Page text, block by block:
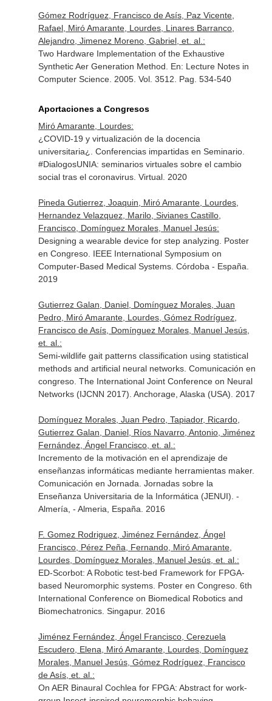
Gómez Rodríguez, Francisco de Asís, Paz Vicente,
Rafael, Miró Amarante, Lourdes, Linares Barranco,
Alejandro, Jimenez Moreno, Gabriel, et. al.:
Two Hardware Implementation of the Exhaustive
Synthetic Aer Generation Method. En: Lecture Notes in
Computer Science. 2005. Vol. 3512. Pag. 534-540
Aportaciones a Congresos
Miró Amarante, Lourdes:
¿COVID-19 y virtualización de la docencia
universitaria¿. Conferencias impartidas en Seminario.
#DialogosUNIA: seminarios virtuales sobre el cambio
social tras el coronavirus. Virtual. 2020
Pineda Gutierrez, Joaquin, Miró Amarante, Lourdes,
Hernandez Velazquez, Marilo, Sivianes Castillo,
Francisco, Domínguez Morales, Manuel Jesús:
Designing a wearable device for step analyzing. Poster
en Congreso. IEEE International Symposium on
Computer-Based Medical Systems. Córdoba - España.
2019
Gutierrez Galan, Daniel, Domínguez Morales, Juan
Pedro, Miró Amarante, Lourdes, Gómez Rodríguez,
Francisco de Asís, Domínguez Morales, Manuel Jesús,
et. al.:
Semi-wildlife gait patterns classification using statistical
methods and artificial neural networks. Comunicación en
congreso. The International Joint Conference on Neural
Networks (IJCNN 2017). Anchorage, Alaska (USA). 2017
Domínguez Morales, Juan Pedro, Tapiador, Ricardo,
Gutierrez Galan, Daniel, Ríos Navarro, Antonio, Jiménez
Fernández, Ángel Francisco, et. al.:
Incremento de la motivación en el aprendizaje de
enseñanzas informáticas mediante herramientas maker.
Comunicación en Jornada. Jornadas sobre la
Enseñanza Universitaria de la Informática (JENUI). -
Almería, - Almeria, España. 2016
F. Gomez Rodriguez, Jiménez Fernández, Ángel
Francisco, Pérez Peña, Fernando, Miró Amarante,
Lourdes, Domínguez Morales, Manuel Jesús, et. al.:
ED-Scorbot: A Robotic test-bed Framework for FPGA-
based Neuromorphic systems. Poster en Congreso. 6th
International Conference on Biomedical Robotics and
Biomechatronics. Singapur. 2016
Jiménez Fernández, Ángel Francisco, Cerezuela
Escudero, Elena, Miró Amarante, Lourdes, Domínguez
Morales, Manuel Jesús, Gómez Rodríguez, Francisco
de Asís, et. al.:
On AER Binaural Cochlea for FPGA: Abstract for work-